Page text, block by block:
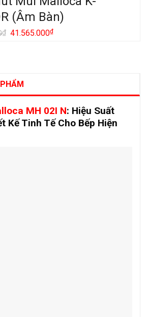
4.620.000₫.là:
3.927.000₫.
(Âm Bàn)
₫ Giá
41.565.000₫Giá
MH 02I N: Hiệu Suất
Kế Tinh Tế Cho Bếp Hiện